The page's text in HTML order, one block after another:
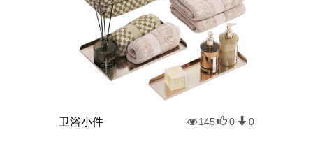
卫浴小件 145 0 0